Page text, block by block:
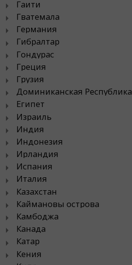
Гаити
Гватемала
Германия
Гибралтар
Гондурас
Греция
Грузия
Доминиканская Республика
Египет
Израиль
Индия
Индонезия
Ирландия
Испания
Италия
Казахстан
Каймановы острова
Камбоджа
Канада
Катар
Кения